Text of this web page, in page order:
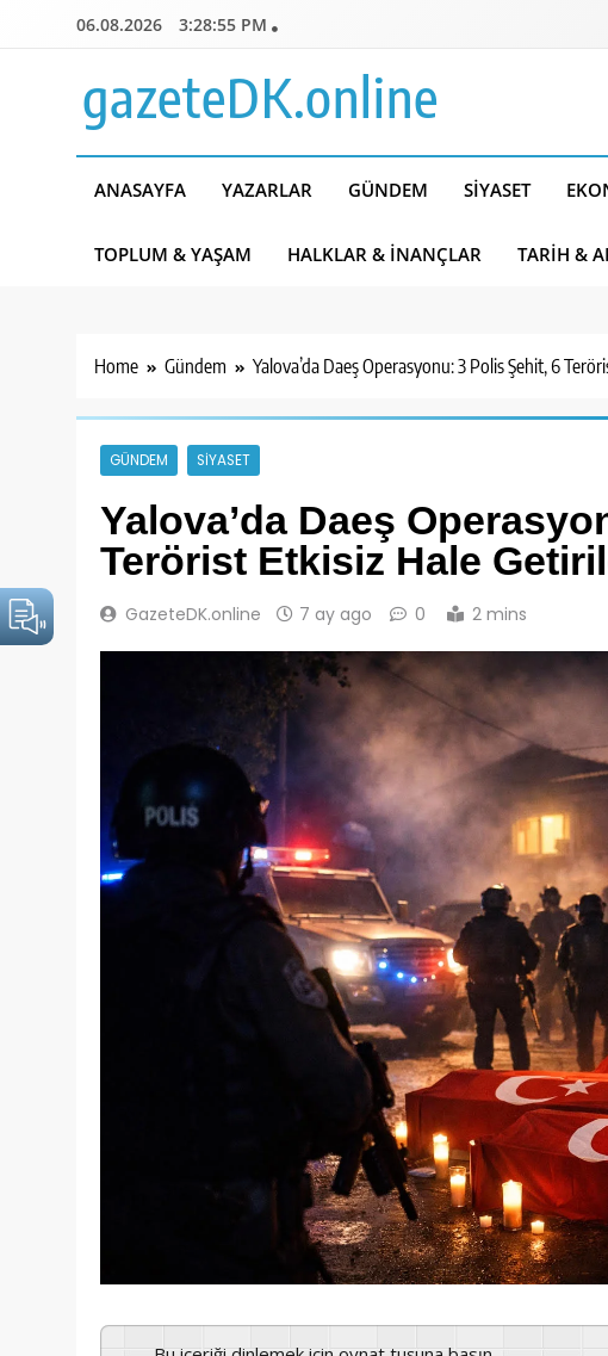
06.08.2026 3:28:56 PM
gazeteDK.online
ANASAYFA YAZARLAR GÜNDEM SIYASET
TOPLUM & YAŞAM HALKLAR & İNANÇLAR TARIH &
Home Gündem Yalova’da Daeş Operasyonu: 3 Polis Şehit, 6
GÜNDEM SIYASET
Yalova’da Daeş
Terörist Etkisiz Hale
GazeteDK.online 7 ay ago 0 2 mins